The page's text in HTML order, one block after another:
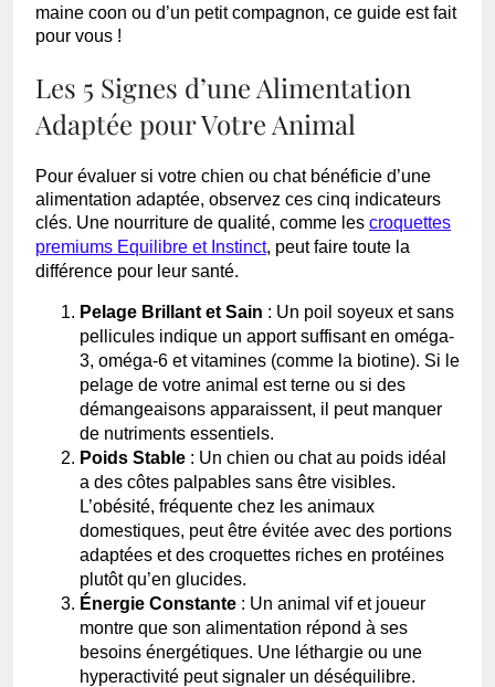
maine coon ou d’un petit compagnon, ce guide est fait
pour vous !
Les 5 Signes d’une Alimentation
Adaptée pour Votre Animal
Pour évaluer si votre chien ou chat bénéficie d’une
alimentation adaptée, observez ces cinq indicateurs
clés. Une nourriture de qualité, comme les croquettes
premiums Equilibre et Instinct, peut faire toute la
différence pour leur santé.
Pelage Brillant et Sain : Un poil soyeux et sans
pellicules indique un apport suffisant en oméga-
3, oméga-6 et vitamines (comme la biotine). Si le
pelage de votre animal est terne ou si des
démangeaisons apparaissent, il peut manquer
de nutriments essentiels.
Poids Stable : Un chien ou chat au poids idéal
a des côtes palpables sans être visibles.
L’obésité, fréquente chez les animaux
domestiques, peut être évitée avec des portions
adaptées et des croquettes riches en protéines
plutôt qu’en glucides.
Énergie Constante : Un animal vif et joueur
montre que son alimentation répond à ses
besoins énergétiques. Une léthargie ou une
hyperactivité peut signaler un déséquilibre.